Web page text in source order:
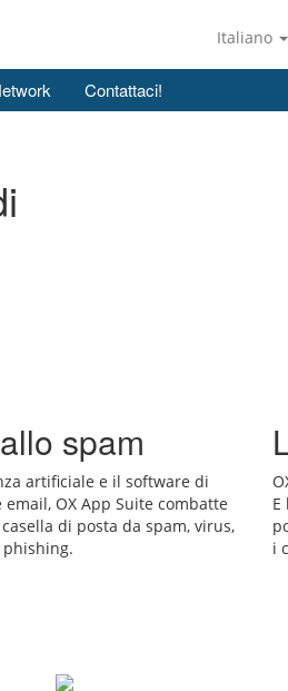
Italiano
Contattaci!
spam
artificiale e il software di
OX App Suite combatte
di posta da spam, virus,
i